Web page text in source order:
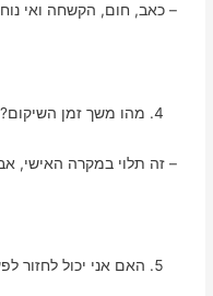
– כאב, חום, הקשחה ואי
מהו משך זמן השיקום?
– זה תלוי במקרה האישי,
האם אני יכול לחזור